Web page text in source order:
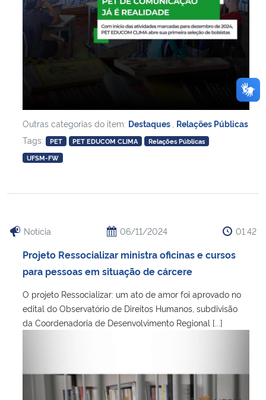
Outras categorias do item: Destaques Relações Públicas
Tags:
PET PET EDUCOM CLIMA
Relações Públicas
UFSM-FW
Notícia 06/11/2024 01:42
Projeto Ressocializar ministra oficinas e cursos
para pessoas em situação de cárcere
O projeto Ressocializar: um ato de amor foi aprovado no
edital do Observatório de Direitos Humanos, subdivisão
da Coordenadoria de Desenvolvimento Regional [...]